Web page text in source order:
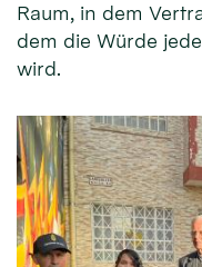
Raum, in dem
dem die Würde
wird.